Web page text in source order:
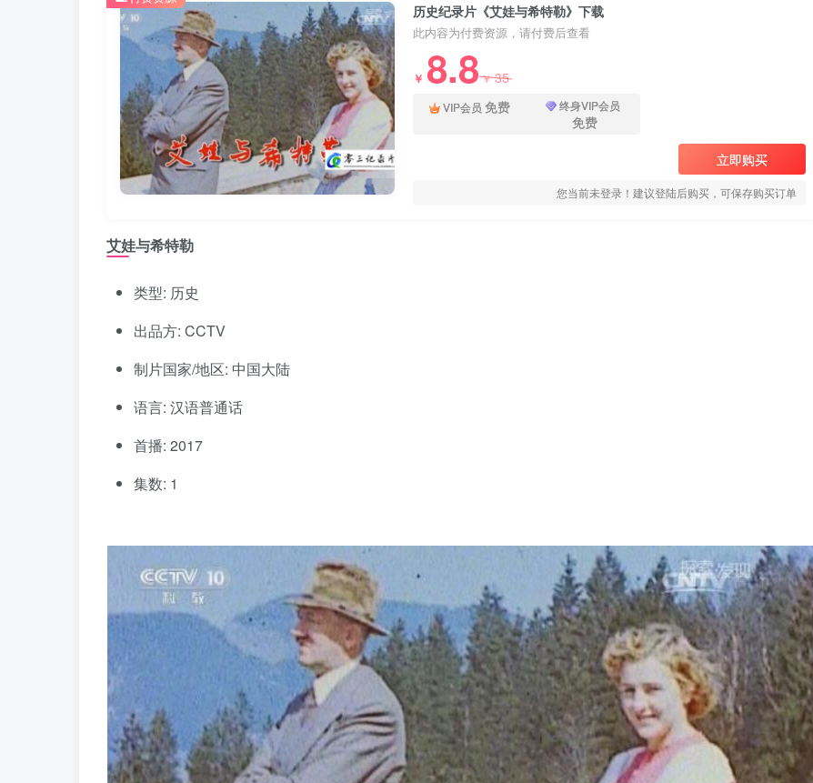
历史纪录片《艾娃与希特勒》下载
此内容为付费资源，请付费后查看
￥ 8.8￥35
VIP会员 免费 终身VIP会员
免费
立即购买
您当前未登录！建议登陆后购买，可保存购买订单
艾娃与希特勒
类型: 历史
出品方: CCTV
制片国家/地区: 中国大陆
语言: 汉语普通话
首播: 2017
集数: 1